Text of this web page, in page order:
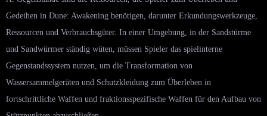
Gedeihen in Dune: Awakening benötigen, darunter Erkundungswerkzeuge,
Ressourcen und Verbrauchsgüter. In einer Umgebung, in der Sandstürme
und Sandwürmer ständig wüten, müssen Spieler das spielinterne
Gegenstandssystem nutzen, um die Transformation von
Wassersammelgeräten und Schutzkleidung zum Überleben in
fortschrittliche Waffen und fraktionsspezifische Waffen für den Aufbau von